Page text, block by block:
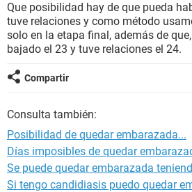
SEXUALIDAD
GLOSARIO
Que posibilidad hay de que pueda
tuve relaciones y como método
solo en la etapa final, además de
bajado el 23 y tuve relaciones el 24.
Compartir
Consulta también:
Posibilidad de quedar embarazada...
Días imposibles de quedar
Se puede quedar embarazada
Si tengo candidiasis puedo quedar